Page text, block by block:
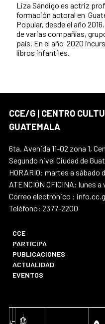
Liza Sándigo es actriz
formación actoral en
Popular, desde el año
de varias compañías,
país. En el año 2020
libros infantiles.
CCE/G | CENTRO
GUATEMALA
6ta. Avenida 11-02 zona 1,
Segundo nivel Ciudad de
HORARIO: martes a sábado
ATENCIÓN OFICINA: lunes
Correo electrónico :
Teléfono: 2377-2200
CCE
PARTICIPA
PUBLICACIONES
ACTUALIDAD
EVENTOS